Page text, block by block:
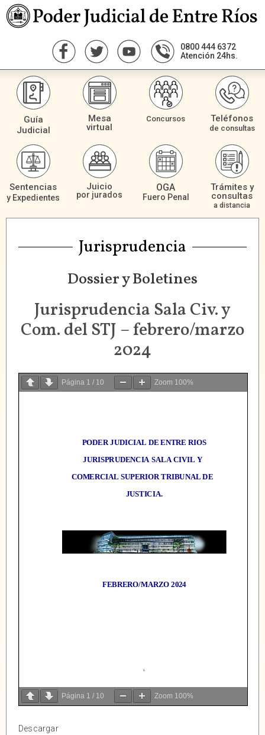
0800 444 6372
Atención 24hs.
Guía
Judicial
Mesa
virtual
Concursos Teléfonos
de consultas
Sentencias
y Expedientes
Juicio
por jurados
OGA
Fuero Penal
Trámites y
consultas
a distancia
Jurisprudencia
Dossier y Boletines
Jurisprudencia Sala Civ. y
Com. del STJ – febrero/marzo
2024
Página 1 / 10 Zoom 100%
Página 1 / 10 Zoom 100%
Descargar